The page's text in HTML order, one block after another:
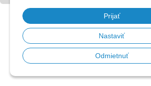
Prijať
Nastaviť
Odmietnuť